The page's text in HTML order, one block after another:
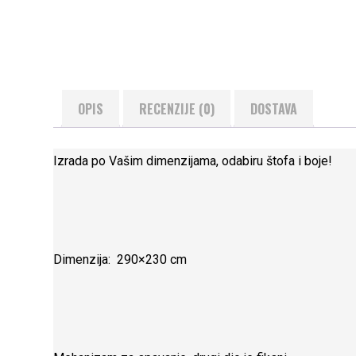
OPIS RECENZIJE (0) DOSTAVA
Izrada po Vašim dimenzijama, odabiru štofa i boje!
Dimenzija: 290×230 cm